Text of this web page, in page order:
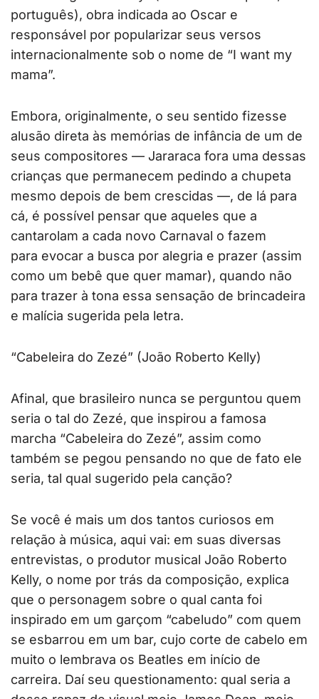
português), obra indicada ao Oscar e
responsável por popularizar seus versos
internacionalmente sob o nome de “I want my
mama”.
Embora, originalmente, o seu sentido fizesse
alusão direta às memórias de infância de um de
seus compositores — Jararaca fora uma dessas
crianças que permanecem pedindo a chupeta
mesmo depois de bem crescidas —, de lá para
cá, é possível pensar que aqueles que a
cantarolam a cada novo Carnaval o fazem
para evocar a busca por alegria e prazer (assim
como um bebê que quer mamar), quando não
para trazer à tona essa sensação de brincadeira
e malícia sugerida pela letra.
“Cabeleira do Zezé” (João Roberto Kelly)
Afinal, que brasileiro nunca se perguntou quem
seria o tal do Zezé, que inspirou a famosa
marcha “Cabeleira do Zezé”, assim como
também se pegou pensando no que de fato ele
seria, tal qual sugerido pela canção?
Se você é mais um dos tantos curiosos em
relação à música, aqui vai: em suas diversas
entrevistas, o produtor musical João Roberto
Kelly, o nome por trás da composição, explica
que o personagem sobre o qual canta foi
inspirado em um garçom “cabeludo” com quem
se esbarrou em um bar, cujo corte de cabelo em
muito o lembrava os Beatles em início de
carreira. Daí seu questionamento: qual seria a